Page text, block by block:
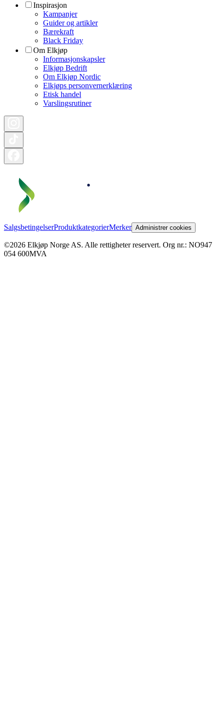
Inspirasjon
Kampanjer
Guider og artikler
Bærekraft
Black Friday
Om Elkjøp
Informasjonskapsler
Elkjøp Bedrift
Om Elkjøp Nordic
Elkjøps personvernerklæring
Etisk handel
Varslingsrutiner
SalgsbetingelserProduktkategorierMerker Administrer cookies
©2026 Elkjøp Norge AS. Alle rettigheter reservert. Org nr.: NO947
054 600MVA